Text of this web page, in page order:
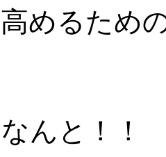
めるため
んと！！